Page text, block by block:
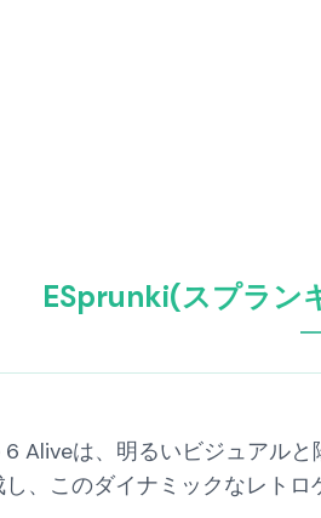
ESprunki(スプラン
Aliveは、明るいビジュアル
、このダイナミックなレト